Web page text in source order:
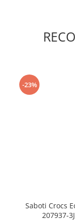
-23%
Saboti Crocs
207937-